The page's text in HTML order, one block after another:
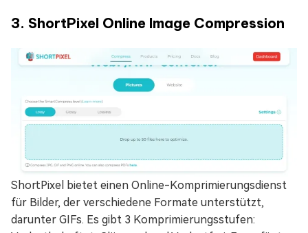
3. ShortPixel Online Image Compression
ShortPixel bietet einen Online-Komprimierungsdienst
für Bilder, der verschiedene Formate unterstützt,
darunter GIFs. Es gibt 3 Komprimierungsstufen: